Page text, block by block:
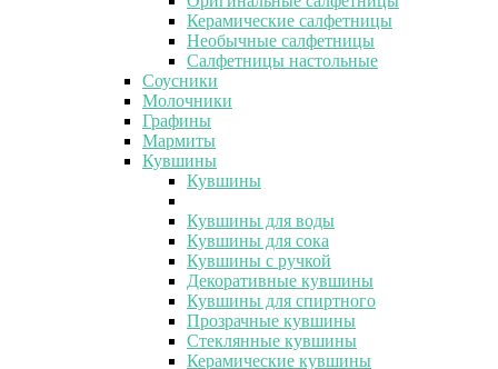
Керамические салфетницы
Необычные салфетницы
Салфетницы настольные
Соусники
Молочники
Графины
Мармиты
Кувшины
Кувшины
Кувшины для воды
Кувшины для сока
Кувшины с ручкой
Декоративные кувшины
Кувшины для спиртного
Прозрачные кувшины
Стеклянные кувшины
Керамические кувшины